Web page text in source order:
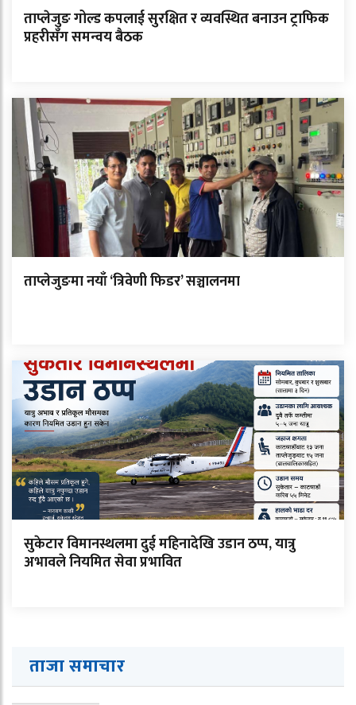
ताप्लेजुङ गोल्ड कपलाई सुरक्षित र व्यवस्थित बनाउन ट्राफिक
प्रहरीसँग समन्वय बैठक
ताप्लेजुङमा नयाँ ‘त्रिवेणी फिडर’ सञ्चालनमा
सुकेटार विमानस्थलमा दुई महिनादेखि उडान ठप्प, यात्रु
अभावले नियमित सेवा प्रभावित
ताजा समाचार